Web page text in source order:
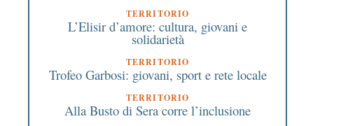
TERRITORIO
L’Elisir d’amore: cultura, giovani e
solidarietà
TERRITORIO
Trofeo Garbosi: giovani, sport e rete locale
TERRITORIO
Alla Busto di Sera corre l’inclusione